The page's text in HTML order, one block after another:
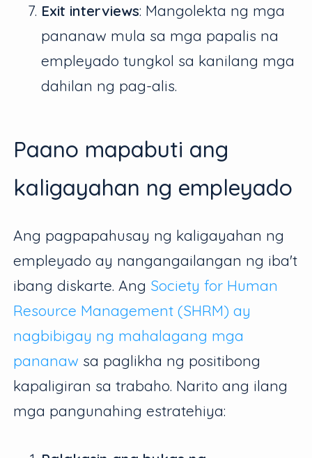
Exit interviews: Mangolekta ng mga
pananaw mula sa mga papalis na
empleyado tungkol sa kanilang mga
dahilan ng pag-alis.
Paano mapabuti ang
kaligayahan ng empleyado
Ang pagpapahusay ng kaligayahan ng
empleyado ay nangangailangan ng iba't
ibang diskarte. Ang Society for Human
Resource Management (SHRM) ay
nagbibigay ng mahalagang mga
pananaw sa paglikha ng positibong
kapaligiran sa trabaho. Narito ang ilang
mga pangunahing estratehiya: